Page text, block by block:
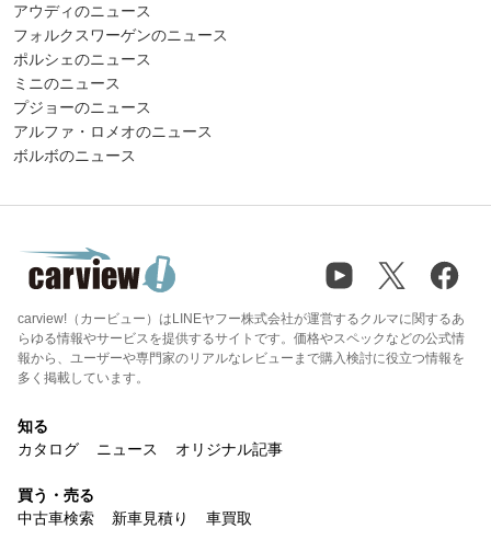
アウディのニュース
フォルクスワーゲンのニュース
ポルシェのニュース
ミニのニュース
プジョーのニュース
アルファ・ロメオのニュース
ボルボのニュース
carview!（カービュー）はLINEヤフー株式会社が運営するクルマに関するあ
らゆる情報やサービスを提供するサイトです。価格やスペックなどの公式情
報から、ユーザーや専門家のリアルなレビューまで購入検討に役立つ情報を
多く掲載しています。
知る
カタログ
ニュース オリジナル記事
買う・売る
中古車検索
新車見積り 車買取